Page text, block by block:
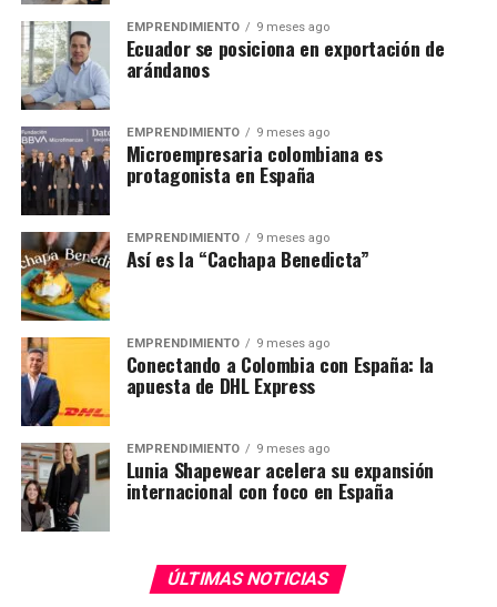
EMPRENDIMIENTO 9 meses ago
Ecuador se posiciona en exportación de
arándanos
EMPRENDIMIENTO 9 meses ago
Microempresaria colombiana es
protagonista en España
EMPRENDIMIENTO 9 meses ago
Así es la “Cachapa Benedicta”
EMPRENDIMIENTO 9 meses ago
Conectando a Colombia con España: la
apuesta de DHL Express
EMPRENDIMIENTO 9 meses ago
Lunia Shapewear acelera su expansión
internacional con foco en España
ÚLTIMAS NOTICIAS